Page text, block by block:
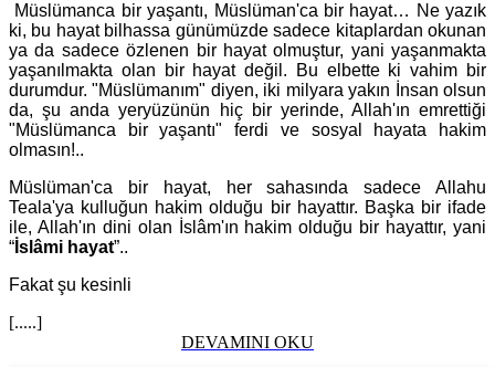
Müslümanca bir yaşantı, Müslüman'ca bir hayat… Ne yazık
ki, bu hayat bilhassa günümüzde sadece kitaplardan okunan
ya da sadece özlenen bir hayat olmuştur, yani yaşanmakta
yaşanılmakta olan bir hayat değil. Bu elbette ki vahim bir
durumdur. "Müslümanım" diyen, iki milyara yakın İnsan olsun
da, şu anda yeryüzünün hiç bir yerinde, Allah'ın emrettiği
"Müslümanca bir yaşantı" ferdi ve sosyal hayata hakim
olmasın!..
Müslüman'ca bir hayat, her sahasında sadece Allahu
Teala'ya kulluğun hakim olduğu bir hayattır. Başka bir ifade
ile, Allah'ın dini olan İslâm'ın hakim olduğu bir hayattır, yani
“ İslâmi hayat”..
Fakat şu kesinli
[.....]
DEVAMINI OKU